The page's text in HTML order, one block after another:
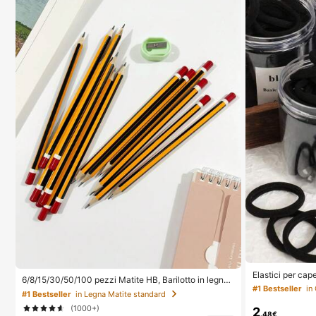
6/8/15/30/50/100 pezzi Matite HB, Barilotto in legno
di pioppo a righe gialle, Punta media 0,7mm, Durezza
HB - Ideali per studenti e uso in ufficio, Ritorno a scuo
la
#1 Bestseller in Legna Matite standard
(1000+)
Elastici per
er capelli,
itness e sport,
per estate,
#1 Bestseller
2.48€